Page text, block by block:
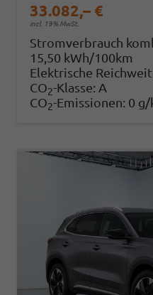
33.082,– €
incl. 19% MwSt.
Stromverbrauch
15,50 kWh/100km
Elektrische
CO2-Klasse: A
CO2-Emissionen: 0 g/